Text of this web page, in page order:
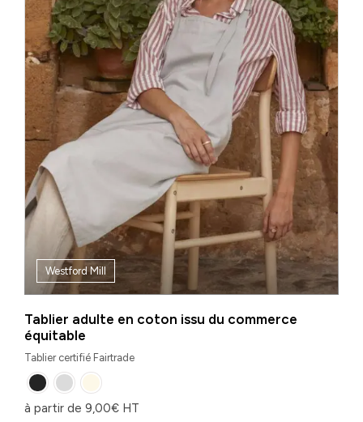
Westford Mill
Tablier adulte en coton issu du commerce
équitable
Tablier certifié Fairtrade
à partir de 9,00€ HT